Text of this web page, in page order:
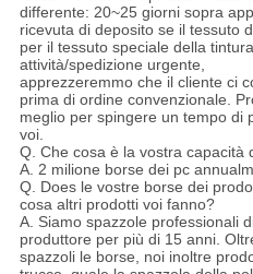
differente: 20~25 giorni sopra
ricevuta di deposito se il tessuto
per il tessuto speciale della
attività/spedizione urgente,
apprezzeremmo che il cliente ci
prima di ordine convenzionale.
meglio per spingere un tempo di
voi.
Q. Che cosa è la vostra capacità
A. 2 milione borse dei pc
Q. Does le vostre borse dei
cosa altri prodotti voi fanno?
A. Siamo spazzole professionali
produttore per più di 15 anni.
spazzoli le borse, noi inoltre